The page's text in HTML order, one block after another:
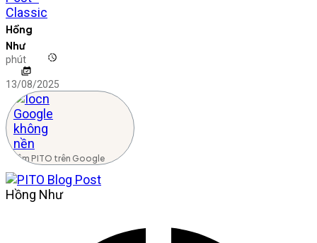
Hồng
Như
phút
13/08/2025
Thêm PITO trên Google
Hồng Như